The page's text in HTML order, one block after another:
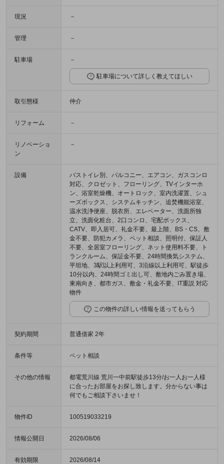
現況 －
管理 －
駐車場 －
駐車場について詳しく教えてほしい
取引態様 仲介
リフォーム －
リノベーショ
ン
－
設備
バストイレ別、バルコニー、エアコン、ガスコンロ
対応、クロゼット、フローリング、TVインターホ
ン、浴室乾燥機、オートロック、室内洗濯置、シュ
ーズボックス、システムキッチン、追焚機能浴室、
温水洗浄便座、脱衣所、エレベーター、洗面所独
立、洗面化粧台、2口コンロ、宅配ボックス、
CATV、即入居可、礼金不要、最上階、BS・CS、敷
金不要、防犯カメラ、ペット相談、照明付、保証人
不要、全居室フローリング、ネット使用料不要、ト
ランクルーム、保証金不要、24時間換気システム、
平坦地、3駅以上利用可、3沿線以上利用可、駅徒歩
10分以内、24時間ゴミ出し可、敷地内ごみ置き場、
東南向き、都市ガス、敷金・礼金不要、IT重説 対応
物件
この物件の詳しい情報を送ってもらう
契約期間 普通借家 2年
条件等 ペット相談
その他の情報
都電荒川線 荒川一中前駅徒歩13分/お一人お一人様
に合ったお部屋をお探し致します。分からない事は
何でもご相談下さいませ！
物件ID 100519033219
情報公開日 2026/08/06
有効期限 2026/08/14